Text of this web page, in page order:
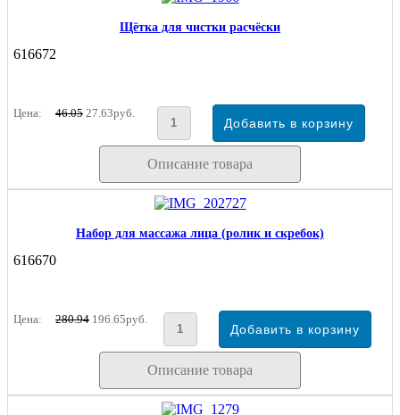
Щётка для чистки расчёски
616672
Цена: 46.05 27.63руб.
Описание товара
Набор для массажа лица (ролик и скребок)
616670
Цена: 280.94 196.65руб.
Описание товара